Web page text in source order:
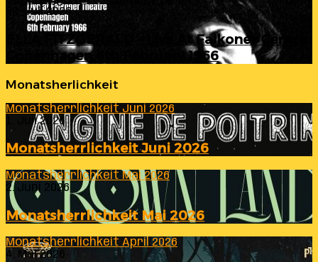
23. Juli 2026
ELLA FITZGERALD – Live At Falkoner Centre
Copenhagen 6th February 1966
Monatsherlichkeit
Monatsherrlichkeit Juni 2026
1. Juli 2026
Monatsherrlichkeit Juni 2026
Monatsherrlichkeit Mai 2026
2. Juni 2026
Monatsherrlichkeit Mai 2026
Monatsherrlichkeit April 2026
4. Mai 2026